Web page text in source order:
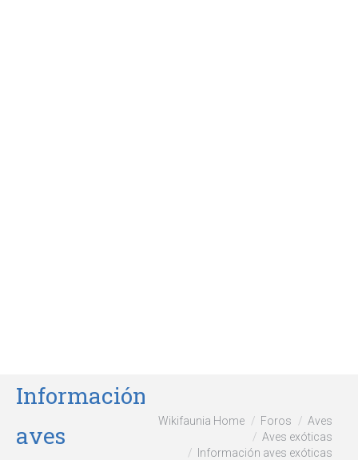
Información
aves
Wikifaunia Home Foros
Aves
Aves exóticas
Información aves exóticas